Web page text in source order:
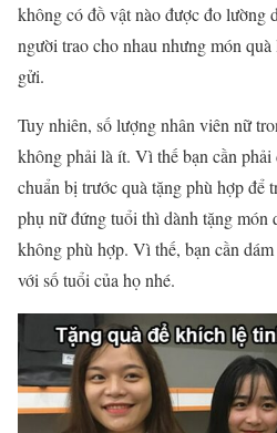
không có đồ vật nào được đo lường
người trao cho nhau nhưng món
gửi.
Tuy nhiên, số lượng nhân viên nữ
không phải là ít. Vì thế bạn cần
chuẩn bị trước quà tặng phù hợp để
phụ nữ đứng tuổi thì dành tặng món
không phù hợp. Vì thế, bạn cần
với số tuổi của họ nhé.